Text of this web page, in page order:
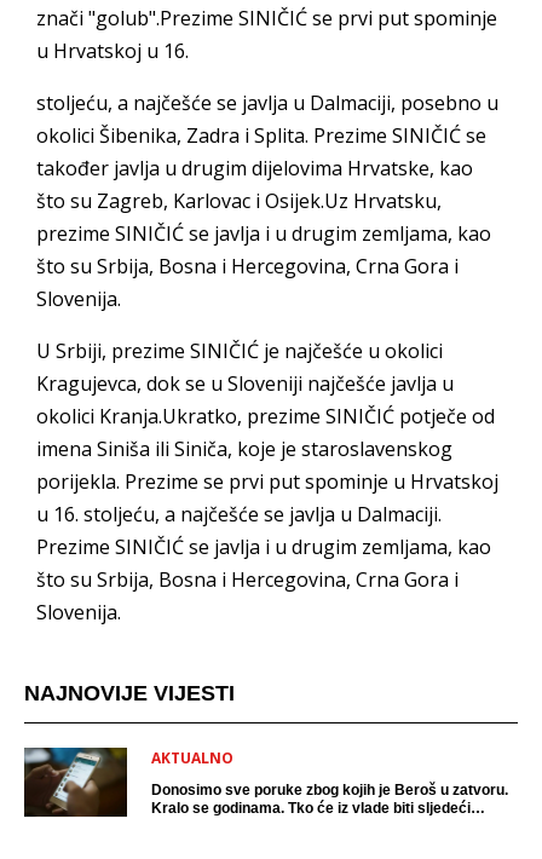
znači "golub".Prezime SINIČIĆ se prvi put spominje
u Hrvatskoj u 16.
stoljeću, a najčešće se javlja u Dalmaciji, posebno u
okolici Šibenika, Zadra i Splita. Prezime SINIČIĆ se
također javlja u drugim dijelovima Hrvatske, kao
što su Zagreb, Karlovac i Osijek.Uz Hrvatsku,
prezime SINIČIĆ se javlja i u drugim zemljama, kao
što su Srbija, Bosna i Hercegovina, Crna Gora i
Slovenija.
U Srbiji, prezime SINIČIĆ je najčešće u okolici
Kragujevca, dok se u Sloveniji najčešće javlja u
okolici Kranja.Ukratko, prezime SINIČIĆ potječe od
imena Siniša ili Siniča, koje je staroslavenskog
porijekla. Prezime se prvi put spominje u Hrvatskoj
u 16. stoljeću, a najčešće se javlja u Dalmaciji.
Prezime SINIČIĆ se javlja i u drugim zemljama, kao
što su Srbija, Bosna i Hercegovina, Crna Gora i
Slovenija.
NAJNOVIJE VIJESTI
AKTUALNO
Donosimo sve poruke zbog kojih je Beroš u zatvoru.
Kralo se godinama. Tko će iz vlade biti sljedeći